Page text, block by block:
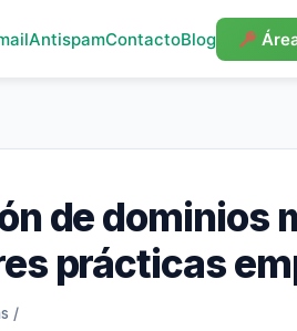
AntispamContactoBlog
de dominios
prácticas
/